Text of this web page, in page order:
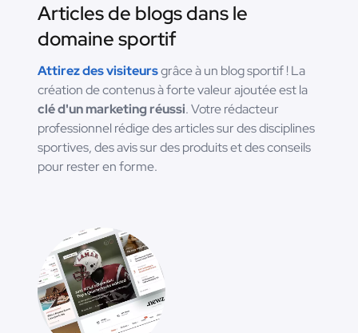
Articles de blogs dans le
domaine sportif
Attirez des visiteursgrâce à un blog sportif ! La
création de contenus à forte valeur ajoutée est la
clé d'un marketing réussi. Votre rédacteur
professionnel rédige des articles sur des disciplines
sportives, des avis sur des produits et des conseils
pour rester en forme.